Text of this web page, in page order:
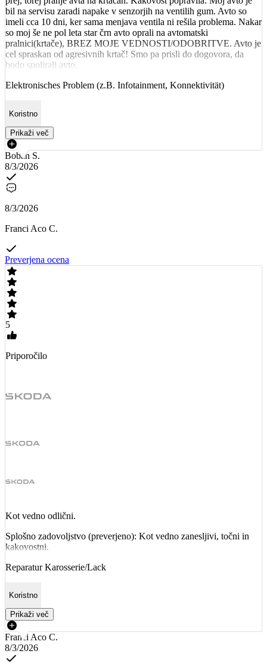
bil na servisu zaradi napake v senzorjih na ventilih gum. Avto so
imeli cca 10 dni, ker sama menjava ventila ni rešila problema. Nakar
so moj še ne pol leta star črn avto oprali na avtomatski
pralnici(krtače), BREZ MOJE VEDNOSTI/ODOBRITVE. Avto je
cel spraskan od agresivnih krtač! Smo pa prisli do dogovora, da
bodo spolirali avto.
Elektronisches Problem (z.B. Infotainment, Konnektivität)
Koristno
Prikaži več
Boban S.
8/3/2026
8/3/2026
Franci Aco C.
Preverjena ocena
5
Priporočilo
Kot vedno odlični.
Splošno zadovoljstvo (preverjeno): Kot vedno zanesljivi, točni in
kakovostni.
Reparatur Karosserie/Lack
Koristno
Prikaži več
Franci Aco C.
8/3/2026